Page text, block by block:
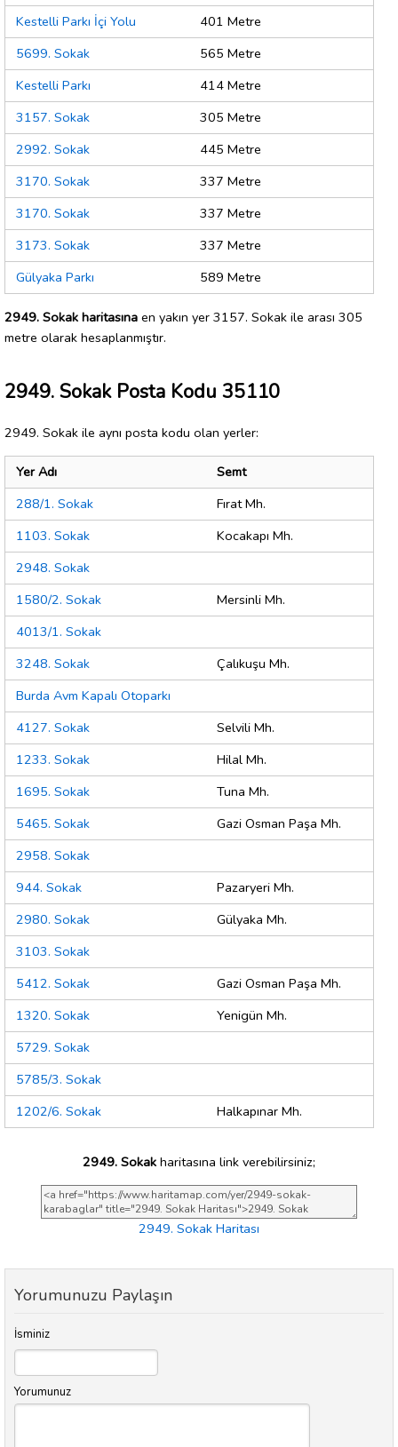
Kestelli Parkı İçi Yolu
401 Metre
5699. Sokak
565 Metre
Kestelli Parkı
414 Metre
3157. Sokak
305 Metre
2992. Sokak
445 Metre
3170. Sokak
337 Metre
3170. Sokak
337 Metre
3173. Sokak
337 Metre
Gülyaka Parkı
589 Metre
2949. Sokak haritasına en yakın yer 3157. Sokak ile arası 305
metre olarak hesaplanmıştır.
2949. Sokak Posta Kodu 35110
2949. Sokak ile aynı posta kodu olan yerler:
Yer Adı
Semt
288/1. Sokak
Fırat Mh.
1103. Sokak
Kocakapı Mh.
2948. Sokak
1580/2. Sokak
Mersinli Mh.
4013/1. Sokak
3248. Sokak
Çalıkuşu Mh.
Burda Avm Kapalı Otoparkı
4127. Sokak
Selvili Mh.
1233. Sokak
Hilal Mh.
1695. Sokak
Tuna Mh.
5465. Sokak
Gazi Osman Paşa Mh.
2958. Sokak
944. Sokak
Pazaryeri Mh.
2980. Sokak
Gülyaka Mh.
3103. Sokak
5412. Sokak
Gazi Osman Paşa Mh.
1320. Sokak
Yenigün Mh.
5729. Sokak
5785/3. Sokak
1202/6. Sokak
Halkapınar Mh.
2949. Sokak haritasına link verebilirsiniz;
2949. Sokak Haritası
Yorumunuzu Paylaşın
İsminiz
Yorumunuz